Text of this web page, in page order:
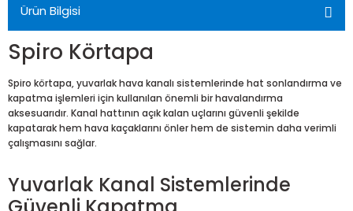
Ürün Bilgisi
Spiro Körtapa
Spiro körtapa, yuvarlak hava kanalı sistemlerinde hat sonlandırma ve
kapatma işlemleri için kullanılan önemli bir havalandırma
aksesuarıdır. Kanal hattının açık kalan uçlarını güvenli şekilde
kapatarak hem hava kaçaklarını önler hem de sistemin daha verimli
çalışmasını sağlar.
Yuvarlak Kanal Sistemlerinde